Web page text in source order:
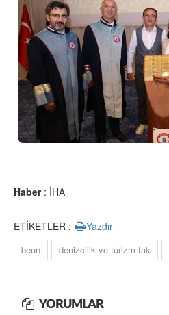
Haber: İHA
ETİKETLER : Yazdır
beun denizcilik ve turizm fak
YORUMLAR